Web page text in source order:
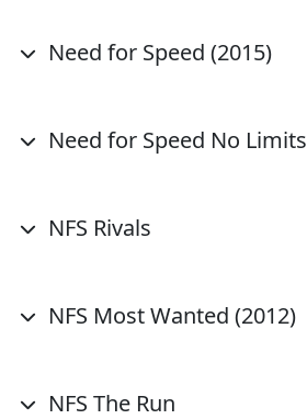
Need for Speed (2015)
Need for Speed No Limits
NFS Rivals
NFS Most Wanted (2012)
NFS The Run